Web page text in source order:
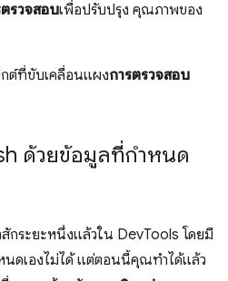
รวจสอบเพื่อปรับปรุง คุณภาพของ
กต์ที่ขับเคลื่อนแผงการตรวจสอบ
ด้วยข้อมูลที่กำหนด
สักระยะหนึ่งแล้วใน DevTools โดยมี
ดเองไม่ได้ แต่ตอนนี้คุณทำได้แล้ว